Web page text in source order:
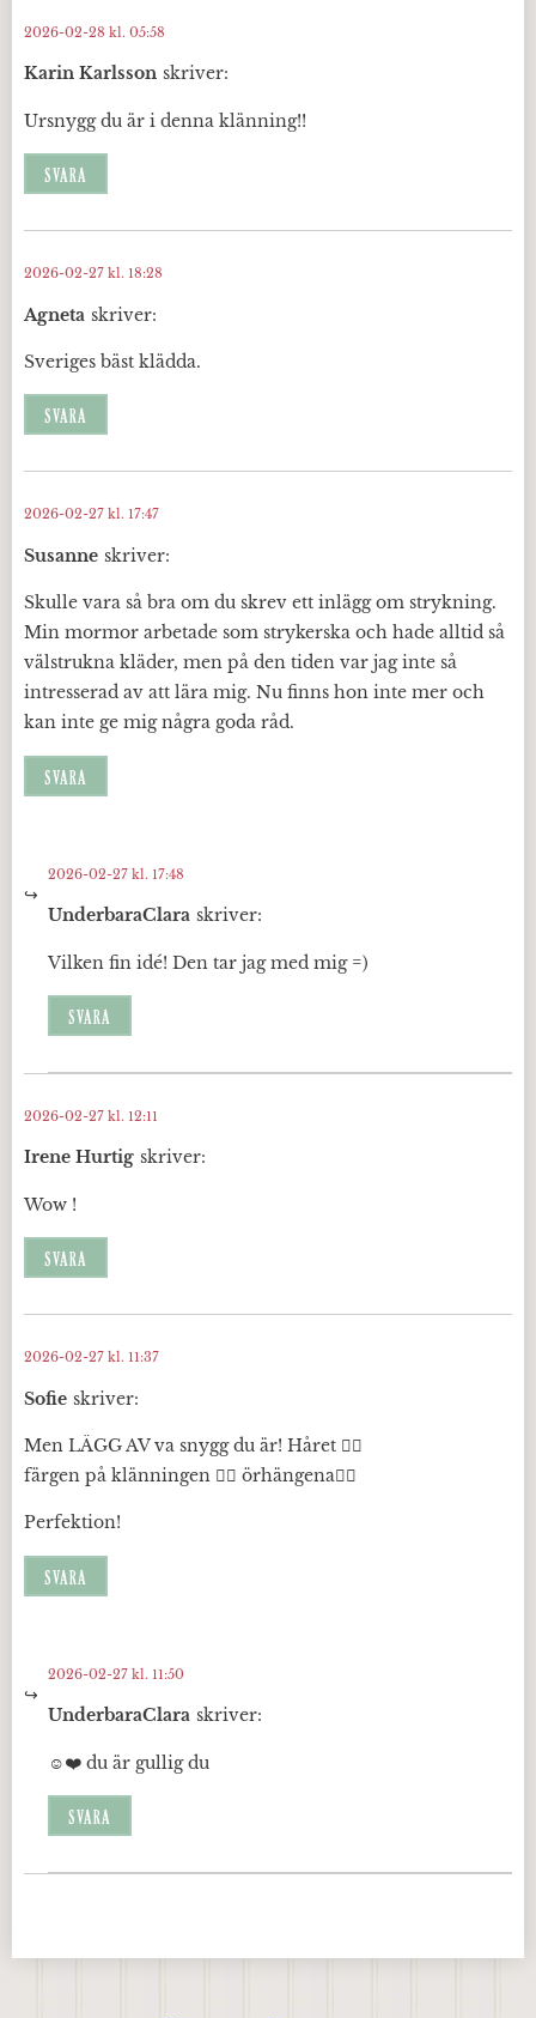
Karin Karlsson skriver:
2026-02-28 kl. 05:58
Ursnygg du är i denna klänning!!
SVARA
Agneta skriver:
2026-02-27 kl. 18:28
Sveriges bäst klädda.
SVARA
Susanne skriver:
2026-02-27 kl. 17:47
Skulle vara så bra om du skrev ett inlägg om strykning.
Min mormor arbetade som strykerska och hade alltid så
välstrukna kläder, men på den tiden var jag inte så
intresserad av att lära mig. Nu finns hon inte mer och
kan inte ge mig några goda råd.
SVARA
UnderbaraClara skriver:
2026-02-27 kl. 17:48
Vilken fin idé! Den tar jag med mig =)
SVARA
Irene Hurtig skriver:
2026-02-27 kl. 12:11
Wow !
SVARA
Sofie skriver:
2026-02-27 kl. 11:37
Men LÄGG AV va snygg du är! Håret 👌🏻
färgen på klänningen 👌🏻 örhängena👌🏻
Perfektion!
SVARA
UnderbaraClara skriver:
2026-02-27 kl. 11:50
☺️❤️ du är gullig du
SVARA